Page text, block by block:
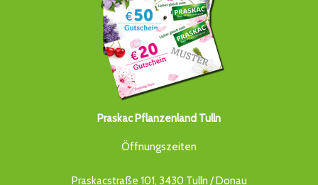
Praskac Pflanzenland Tulln
Öffnungszeiten
Praskacstraße 101, 3430 Tulln / Donau